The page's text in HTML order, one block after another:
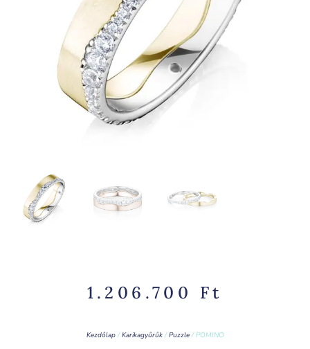
1.206.700 Ft
Kezdőlap/Karikagyűrűk/Puzzle/ POMINO